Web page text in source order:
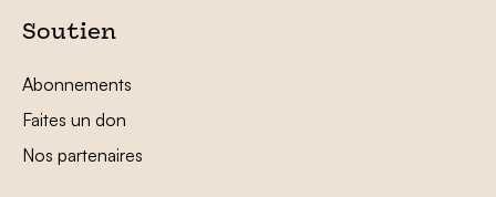
Soutien
Abonnements
Faites un don
Nos partenaires